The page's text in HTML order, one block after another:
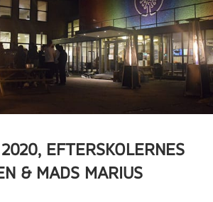
EFTERSKOLERNES
& MADS MARIUS